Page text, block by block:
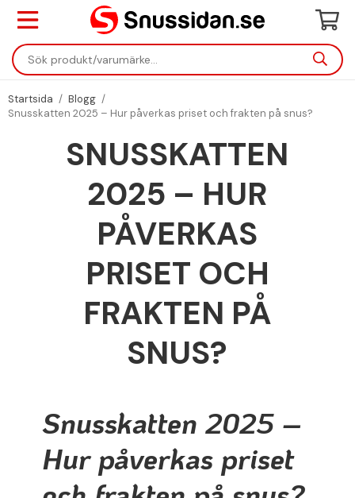
Startsida / Blogg /
Snusskatten 2025 – Hur påverkas priset och frakten på snus?
SNUSSKATTEN
2025 – HUR
PÅVERKAS
PRISET OCH
FRAKTEN PÅ
SNUS?
Snusskatten 2025 –
Hur påverkas priset